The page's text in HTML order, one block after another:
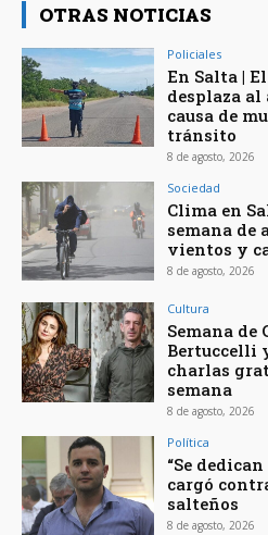
OTRAS NOTICIAS
Policiales
En Salta |
desplaza
causa de
tránsito
8 de agosto, 2026
Sociedad
Clima en
semana de
vientos y
8 de agosto, 2026
Cultura
Semana de
Bertuccelli
charlas
semana
8 de agosto, 2026
Política
“Se
cargó
salteños
8 de agosto, 2026